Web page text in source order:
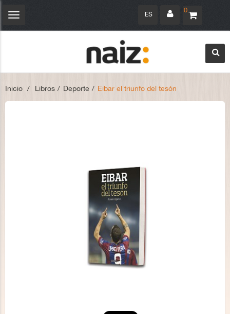
0
ES
Navegación
Inicio > Libros > Deporte > Eibar el triunfo del tesón